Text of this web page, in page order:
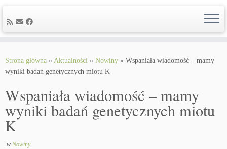
content
Strona główna » Aktualności » Nowiny » Wspaniała wiadomość – mamy
wyniki badań genetycznych miotu K
Wspaniała wiadomość – mamy
wyniki badań genetycznych miotu
K
w Nowiny